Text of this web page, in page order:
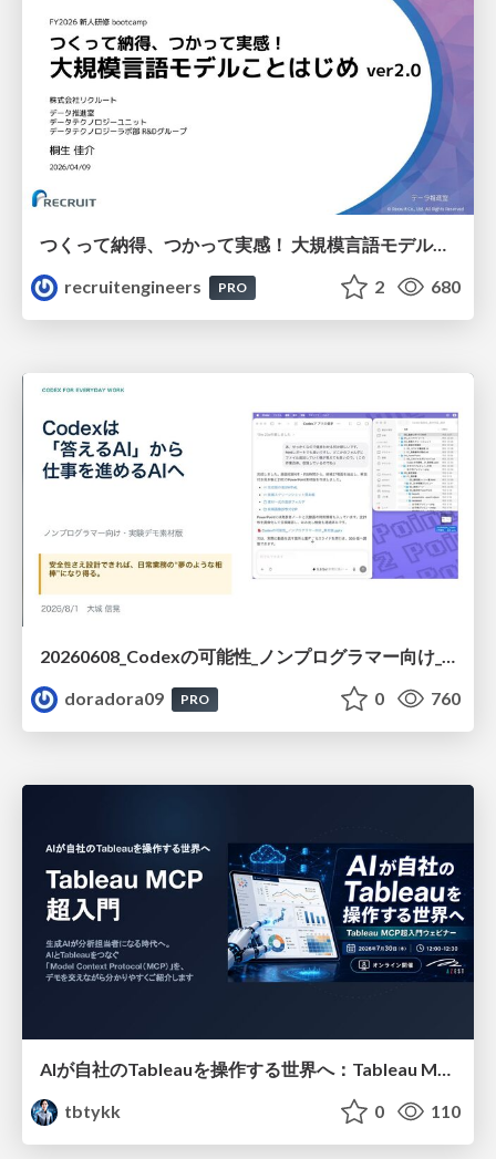
つくって納得、つかって実感！ 大規模言語モデルことはじめ ver2.0
recruitengineers
PRO 2 680
20260608_Codexの可能性_ノンプログラマー向け_大城追記
doradora09
PRO 0 760
tbtykk
0 110